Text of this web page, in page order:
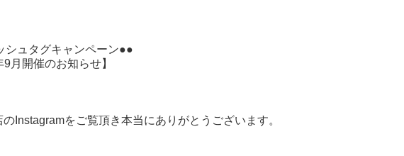
シュタグキャンペーン●●
9月開催のお知らせ】
Instagramをご覧頂き本当にありがとうございます。